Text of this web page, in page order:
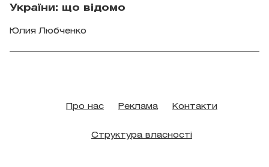
України: що відомо
Юлия Любченко
Про нас Реклама Контакти
Структура власності